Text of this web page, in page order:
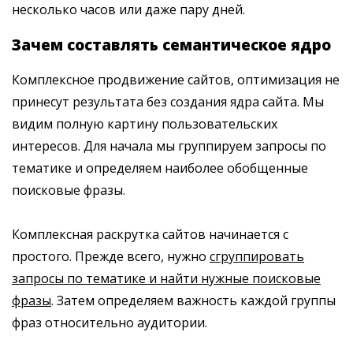
несколько часов или даже пару дней.
Зачем составлять семантическое ядро
Комплексное продвижение сайтов, оптимизация не
принесут результата без создания ядра сайта. Мы
видим полную картину пользовательских
интересов. Для начала мы группируем запросы по
тематике и определяем наиболее обобщенные
поисковые фразы.
Комплексная раскрутка сайтов начинается с
простого. Прежде всего, нужно сгруппировать
запросы по тематике и найти нужные поисковые
фразы. Затем определяем важность каждой группы
фраз относительно аудитории.